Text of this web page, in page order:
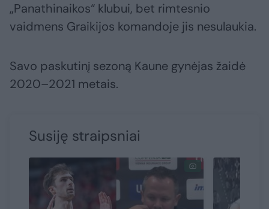
„Panathinaikos“ klubui, bet rimtesnio
vaidmens Graikijos komandoje jis nesulaukia.
Savo paskutinį sezoną Kaune gynėjas žaidė
2020–2021 metais.
Susiję straipsniai